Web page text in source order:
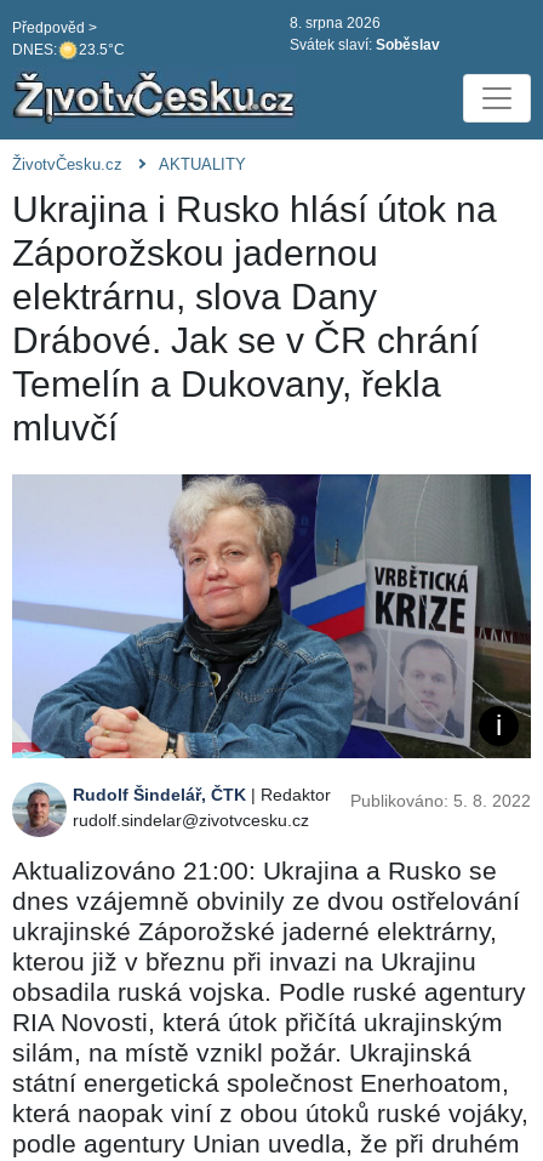
DNES: 23.5°C
Předpověd >
8. srpna 2026
Svátek slaví: Soběslav
ŽivotvČesku.cz AKTUALITY
Ukrajina i Rusko hlásí útok na
Záporožskou jadernou
elektrárnu, slova Dany
Drábové. Jak se v ČR chrání
Temelín a Dukovany, řekla
mluvčí
Rudolf Šindelář, ČTK | Redaktor
rudolf.sindelar@zivotvcesku.cz
Publikováno: 5. 8. 2022
Aktualizováno 21:00: Ukrajina a Rusko se
dnes vzájemně obvinily ze dvou ostřelování
ukrajinské Záporožské jaderné elektrárny,
kterou již v březnu při invazi na Ukrajinu
obsadila ruská vojska. Podle ruské agentury
RIA Novosti, která útok přičítá ukrajinským
silám, na místě vznikl požár. Ukrajinská
státní energetická společnost Enerhoatom,
která naopak viní z obou útoků ruské vojáky,
podle agentury Unian uvedla, že při druhém